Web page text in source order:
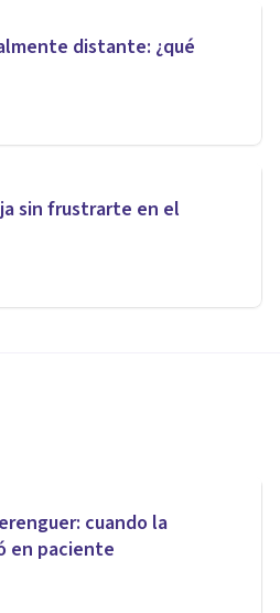
distante: ¿qué
sin frustrarte en el
cuando la
en paciente